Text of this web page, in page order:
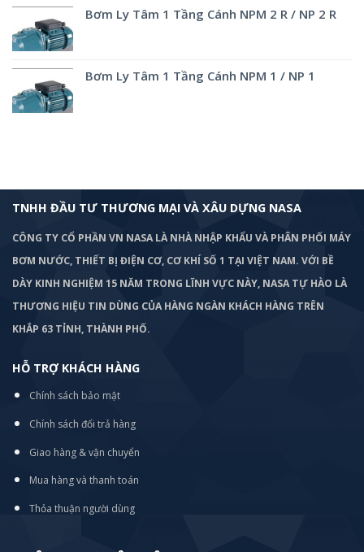
Bơm Ly Tâm 1 Tầng Cánh NPM 2 R / NP 2 R
Bơm Ly Tâm 1 Tầng Cánh NPM 1 / NP 1
TNHH ĐẦU TƯ THƯƠNG MẠI VÀ XÂU DỰNG NASA
CÔNG TY CỔ PHẦN VN NASA LÀ NHÀ NHẬP KHẨU VÀ PHÂN PHỐI MÁY
BƠM NƯỚC, THIẾT BỊ ĐIỆN CƠ, CƠ KHÍ SỐ 1 TẠI VIỆT NAM. VỚI BỀ
DÀY KINH NGHIỆM 15 NĂM TRONG LĨNH VỰC NÀY, NASA TỰ HÀO LÀ
THƯƠNG HIỆU TIN DÙNG CỦA HÀNG NGÀN KHÁCH HÀNG TRÊN
KHẮP 63 TỈNH, THÀNH PHỐ.
HỖ TRỢ KHÁCH HÀNG
Chính sách bảo mật
Chính sách đổi trả hàng
Giao hàng & vận chuyển
Mua hàng và thanh toán
Thỏa thuận người dùng